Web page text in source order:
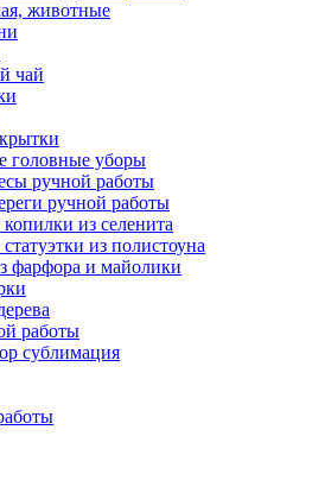
животные
чай
головные уборы
ручной работы
ручной работы
из селенита
из полистоуна
фарфора и майолики
работы
сублимация